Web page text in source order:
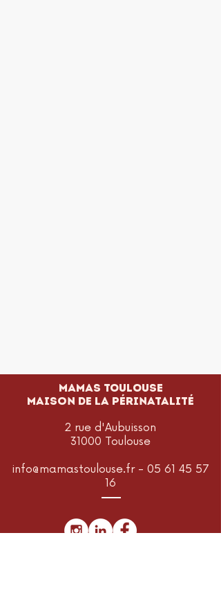
MAMAS TOULOUSE
Maison de la périnatalité
2 rue d'Aubuisson
31000 Toulouse
info@mamastoulouse.fr- 05 61 45 57
16